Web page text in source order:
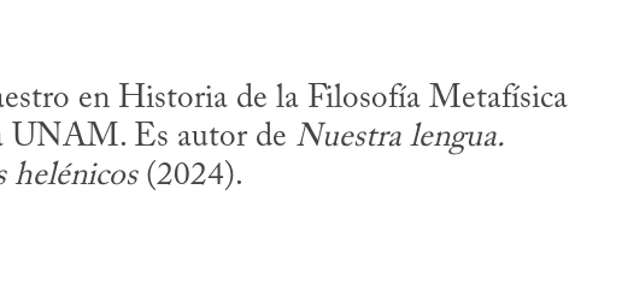
en Historia de la Filosofía Metafísica
UNAM. Es autor de Nuestra lengua.
helénicos(2024).